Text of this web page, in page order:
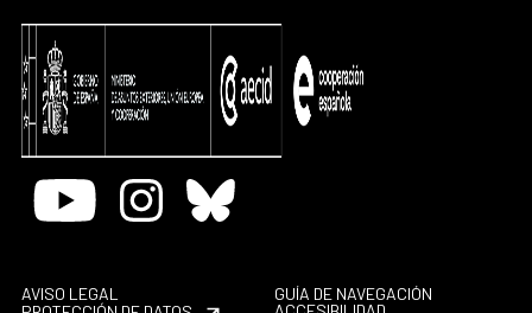
Youtube InstagramBluesky
AVISO LEGAL
GUÍA DE NAVEGACIÓN